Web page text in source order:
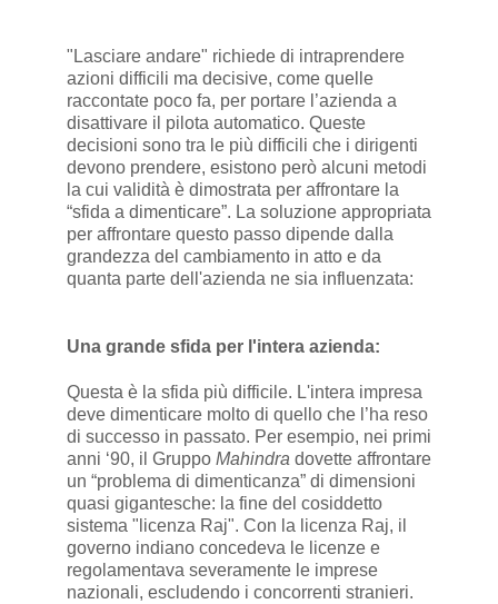
"Lasciare andare" richiede di intraprendere
azioni difficili ma decisive, come quelle
raccontate poco fa, per portare l’azienda a
disattivare il pilota automatico. Queste
decisioni sono tra le più difficili che i dirigenti
devono prendere, esistono però alcuni metodi
la cui validità è dimostrata per affrontare la
“sfida a dimenticare”. La soluzione appropriata
per affrontare questo passo dipende dalla
grandezza del cambiamento in atto e da
quanta parte dell'azienda ne sia influenzata:
Una grande sfida per l'intera azienda:
Questa è la sfida più difficile. L'intera impresa
deve dimenticare molto di quello che l’ha reso
di successo in passato. Per esempio, nei primi
anni ‘90, il Gruppo Mahindra dovette affrontare
un “problema di dimenticanza” di dimensioni
quasi gigantesche: la fine del cosiddetto
sistema "licenza Raj". Con la licenza Raj, il
governo indiano concedeva le licenze e
regolamentava severamente le imprese
nazionali, escludendo i concorrenti stranieri.